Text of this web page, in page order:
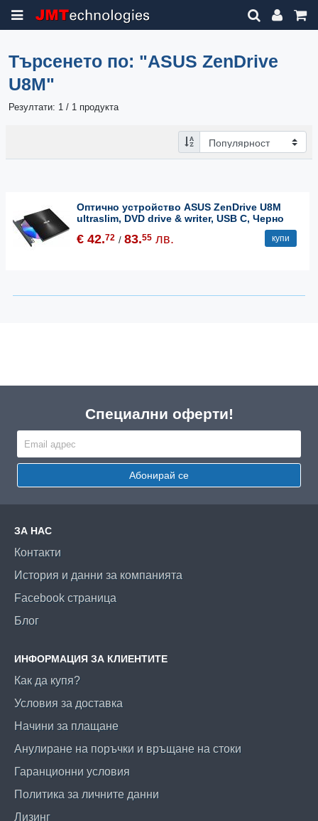
Търсенето по: "ASUS ZenDrive
U8M"
Резултати: 1 / 1 продукта
Оптично устройство ASUS ZenDrive U8M
ultraslim, DVD drive & writer, USB C, Черно
€ 42.72 / 83.55 лв. купи
Специални оферти!
Абонирай се
ЗА НАС
Контакти
История и данни за компанията
Facebook страница
Блог
ИНФОРМАЦИЯ ЗА КЛИЕНТИТЕ
Как да купя?
Условия за доставка
Начини за плащане
Анулиране на поръчки и връщане на стоки
Гаранционни условия
Политика за личните данни
Лизинг